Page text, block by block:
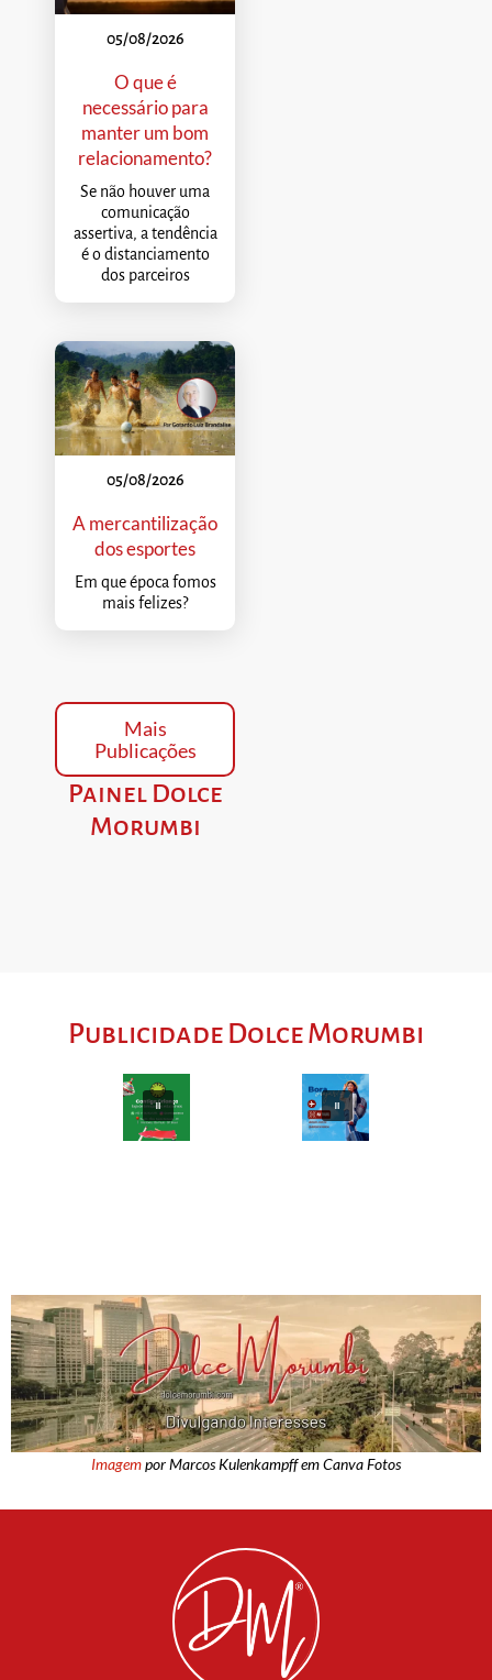
05/08/2026
O que é
necessário para
manter um bom
relacionamento?
Se não houver uma
comunicação
assertiva, a tendência
é o distanciamento
dos parceiros
05/08/2026
A mercantilização
dos esportes
Em que época fomos
mais felizes?
Mais
Publicações
Painel Dolce
Morumbi
Publicidade Dolce Morumbi
Imagempor Marcos Kulenkampff em Canva Fotos